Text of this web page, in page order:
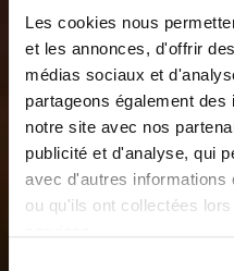
Les cookies nous
et les annonces, d'offrir
médias sociaux et
partageons également
notre site avec nos
publicité et d'analyse, qui
avec d'autres informations
ou qu'ils ont collectées